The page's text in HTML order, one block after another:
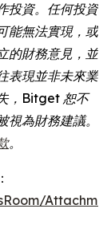
投資。任何投資
能無法實現，或
的財務意見，並
表現並非未來業
，Bitget 恕不
為財務建議。
。